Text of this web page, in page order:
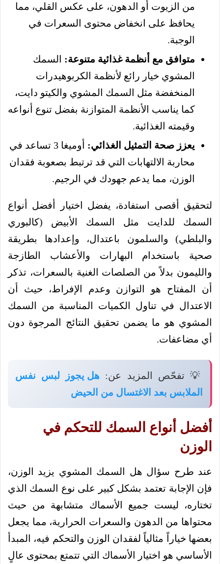
من الزيوت أو الدهون، على عكس القلي، مما
يحافظ على انخفاض محتوى السعرات في
الوجبة.
متوافق مع أنظمة غذائية متنوعة: السمك
المشوي خيار رائع لأنظمة الكربوهيدرات
المنخفضة مثل السمك المشوي والكيتو دايت،
كما يناسب الأنظمة المتوازنة بفضل تنوع أنواعه
وقيمته الغذائية.
يعزز صحة التمثيل الغذائي:
أوميغا 3 تساعد في
محاربة الالتهابات التي قد ترتبط بصعوبة فقدان
الوزن، مما يدعم جهودك في الرجيم.
لتحقيق أقصى استفادة، يفضل اختيار أفضل أنواع
السمك للدايت مثل السمك الأبيض (كالبوري
والبلطي) والسلمون باعتدال، وإعدادها بطريقة
صحية باستخدام البهارات والأعشاب الطازجة
والليمون بدلاً من الصلصات الغنية بالسعرات، تذكر
أن المفتاح هو التوازن وعدم الإفراط، حيث أن
الاعتدال في تناول الكميات المناسبة من السمك
المشوي هو ما يضمن تحقيق النتائج المرجوة دون
أي مضاعفات.
💡 تفحّص المزيد عن: هل يجوز لبس نفس
الملابس بعد الاغتسال من الحيض
أفضل أنواع السمك للتحكم في
الوزن
عند طرح سؤال هل السمك المشوي يزيد الوزن،
فإن الإجابة تعتمد بشكل كبير على نوع السمك الذي
تختاره، ليست جميع الأسماك متشابهة من حيث
محتواها من الدهون والسعرات الحرارية، مما يجعل
بعضها خياراً مثالياً لفقدان الوزن والتحكم فيه، المبدأ
الأساسي هو اختيار الأسماك التي تتمتع بمحتوى عالٍ